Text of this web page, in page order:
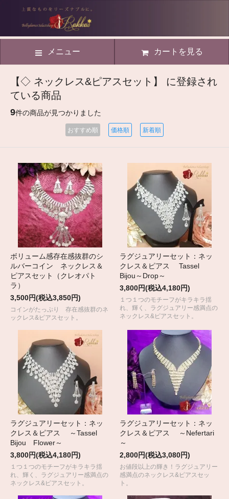
メニュー カートを見る
【◇ ネックレス&ピアスセット】 に登録され
ている商品
9件の商品が見つかりました
おすすめ順 価格順 新着順
ボリューム感存在感抜群のシ
ルバーコイン ネックレス＆
ピアスセット（クレオパト
ラ）
3,500円(税込3,850円)
コインがたっぷり 存在感抜群のネ
ックレス&ピアスセット。
ラグジュアリーセット：ネッ
クレス＆ピアス Tassel
Bijou～Drop～
3,800円(税込4,180円)
１つ１つのモチーフがキラキラ揺
れ、輝く、ラグジュアリー感満点の
ネックレス&ピアスセット。
ラグジュアリーセット：ネッ
クレス＆ピアス ～Tassel
Bijou Flower～
3,800円(税込4,180円)
１つ１つのモチーフがキラキラ揺
れ、輝く、ラグジュアリー感満点の
ネックレス&ピアスセット。
ラグジュアリーセット：ネッ
クレス＆ピアス ～Nefertari
～
2,800円(税込3,080円)
お値段以上の輝き！ラグジュアリー
感満点のネックレス&ピアスセッ
ト。